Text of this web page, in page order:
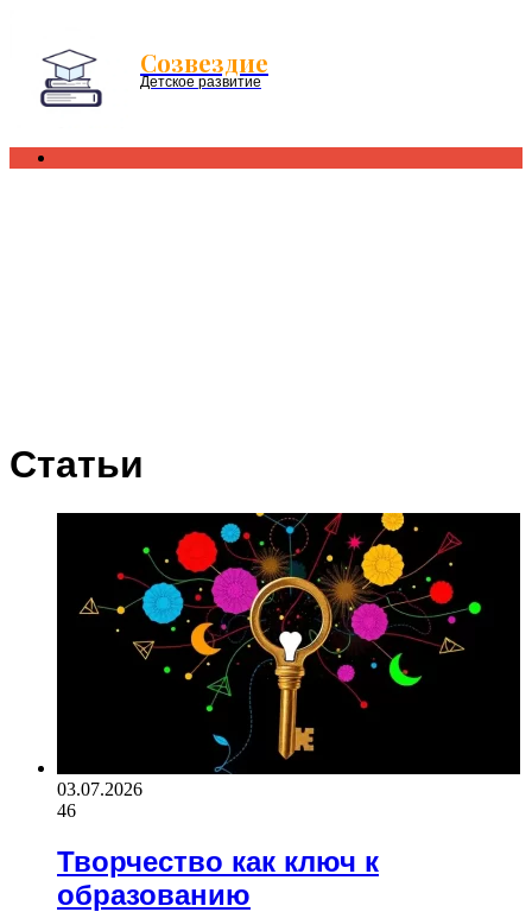
Созвездие
Детское развитие
Статьи
03.07.2026
46
Творчество как ключ к
образованию